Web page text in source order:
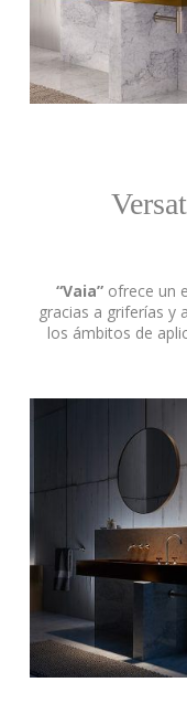
“Vaia” ofrece un
gracias a griferías y
los ámbitos de